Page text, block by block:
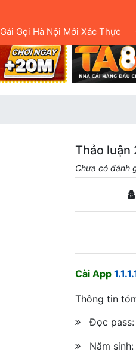
Gái Gọi Hà Nội Mới Xác Thực
Thảo
Chưa có đánh
Cài App
Thông tin
Đọc pass:
Năm sinh: